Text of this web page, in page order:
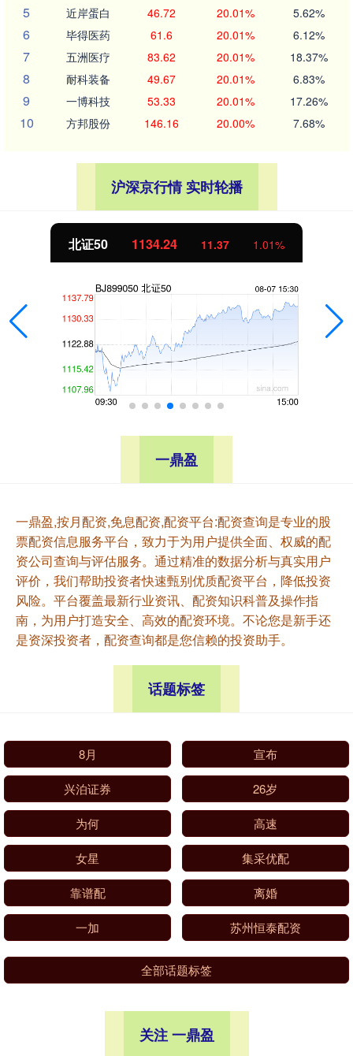
5 近岸蛋白 46.72 20.01% 5.62%
6 毕得医药 61.6 20.01% 6.12%
7 五洲医疗 83.62 20.01% 18.37%
8 耐科装备 49.67 20.01% 6.83%
9 一博科技 53.33 20.01% 17.26%
10 方邦股份 146.16 20.00% 7.68%
沪深京行情 实时轮播
北证50 1134.24 11.37 1.01%
一鼎盈
一鼎盈,按月配资,免息配资,配资平台:配资查询是专业的股
票配资信息服务平台，致力于为用户提供全面、权威的配
资公司查询与评估服务。通过精准的数据分析与真实用户
评价，我们帮助投资者快速甄别优质配资平台，降低投资
风险。平台覆盖最新行业资讯、配资知识科普及操作指
南，为用户打造安全、高效的配资环境。不论您是新手还
是资深投资者，配资查询都是您信赖的投资助手。
话题标签
8月 宣布
兴泊证券 26岁
为何 高速
女星 集采优配
靠谱配 离婚
一加 苏州恒泰配资
全部话题标签
关注 一鼎盈